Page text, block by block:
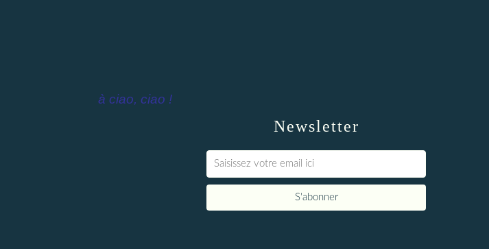
à ciao, ciao !
Newsletter